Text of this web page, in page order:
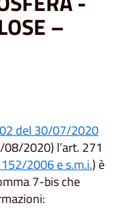
–
del 30/07/2020
2020) l’art. 271
152/2006 e s.m.i.) è
7-bis che